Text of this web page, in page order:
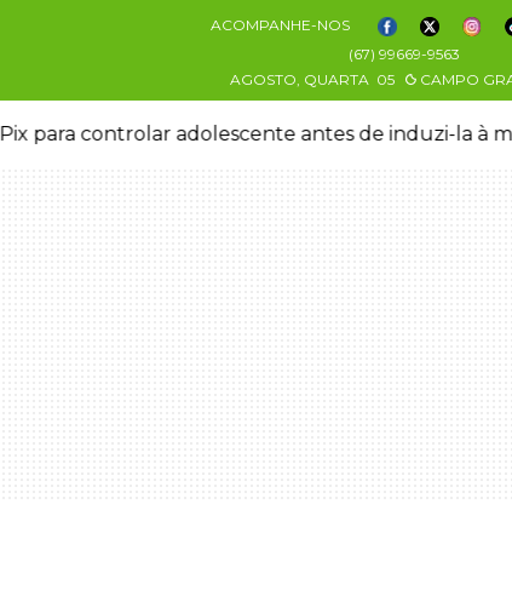
ACOMPANHE-NOS
(67) 99669-9563
AGOSTO, QUARTA 05 CAMPO
para controlar adolescente antes de induzi-la à